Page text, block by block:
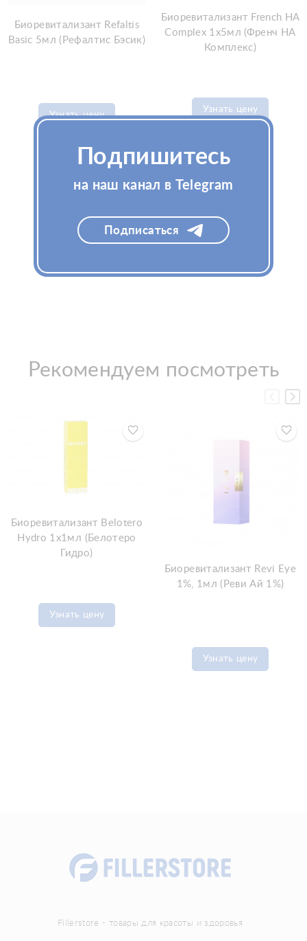
Биоревитализант Refaltis
Basic 5мл (Рефалтис Бэсик)
Узнать цену
Биоревитализант French HA
Complex 1x5мл (Френч HA
Комплекс)
Узнать цену
Рекомендуем посмотреть
Биоревитализант Belotero
Hydro 1x1мл (Белотеро
Гидро)
Узнать цену
Биоревитализант Revi Eye
1%, 1мл (Реви Ай 1%)
Узнать цену
Fillerstore - товары для красоты и здоровья
Подпишитесь
на наш канал в Telegram
Подписаться